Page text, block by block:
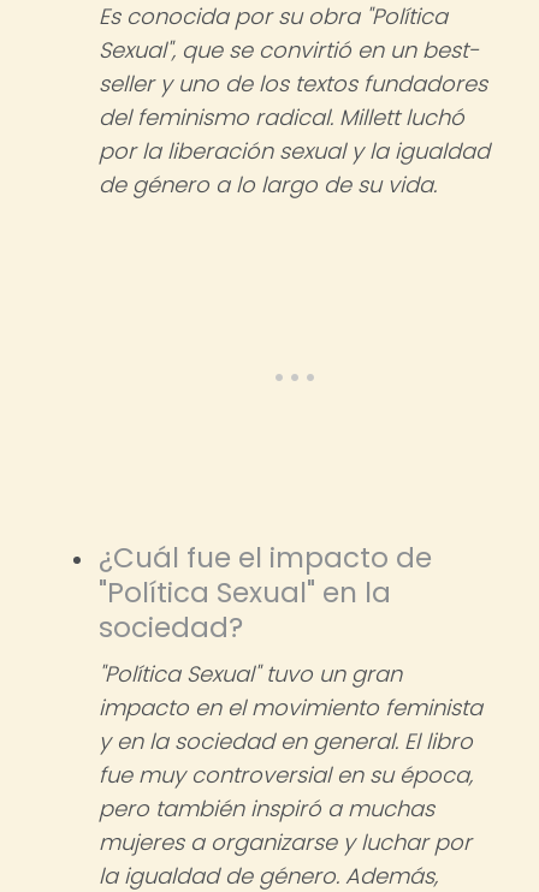
Es conocida por su obra "Política
Sexual", que se convirtió en un best-
seller y uno de los textos fundadores
del feminismo radical. Millett luchó
por la liberación sexual y la igualdad
de género a lo largo de su vida.
¿Cuál fue el impacto de
"Política Sexual" en la
sociedad?
"Política Sexual" tuvo un gran
impacto en el movimiento feminista
y en la sociedad en general. El libro
fue muy controversial en su época,
pero también inspiró a muchas
mujeres a organizarse y luchar por
la igualdad de género. Además,